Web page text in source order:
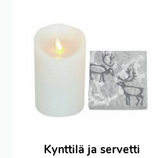
Kynttilä ja servetti